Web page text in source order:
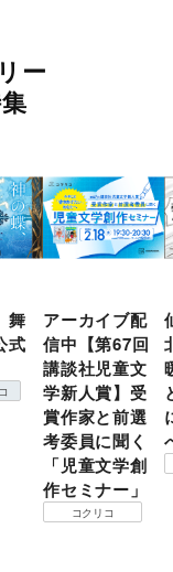
ー
舞
式
アーカイブ配
信中【第67回
講談社児童文
学新人賞】受
賞作家と前選
考委員に聞く
「児童文学創
作セミナー」
コクリコ